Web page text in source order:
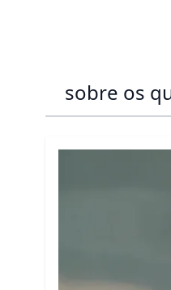
sobre os